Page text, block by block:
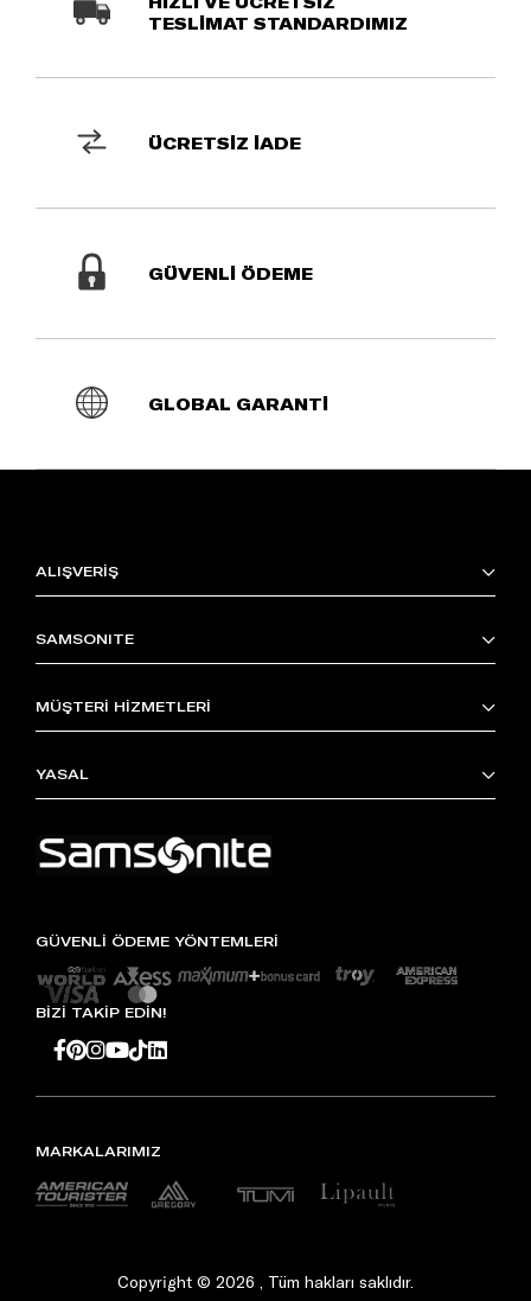
TESLİMAT STANDARDIMIZ
ÜCRETSİZ İADE
GÜVENLİ ÖDEME
GLOBAL GARANTİ
ALIŞVERİŞ
SAMSONITE
MÜŞTERİ HİZMETLERİ
YASAL
GÜVENLİ ÖDEME YÖNTEMLERİ
BİZİ TAKİP EDİN!
MARKALARIMIZ
Copyright © 2026 , Tüm hakları saklıdır.